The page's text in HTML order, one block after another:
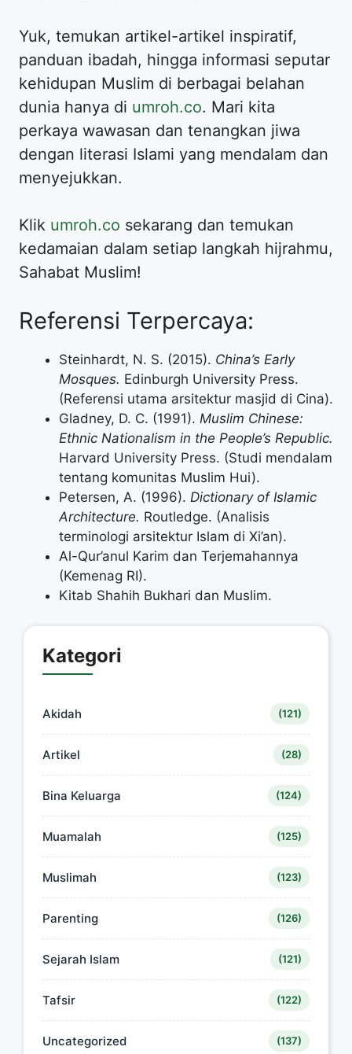
Yuk, temukan artikel-artikel inspiratif,
panduan ibadah, hingga informasi seputar
kehidupan Muslim di berbagai belahan
dunia hanya di umroh.co. Mari kita
perkaya wawasan dan tenangkan jiwa
dengan literasi Islami yang mendalam dan
menyejukkan.
Klik umroh.co sekarang dan temukan
kedamaian dalam setiap langkah hijrahmu,
Sahabat Muslim!
Referensi Terpercaya:
Steinhardt, N. S. (2015). China’s Early
Mosques. Edinburgh University Press.
(Referensi utama arsitektur masjid di Cina).
Gladney, D. C. (1991). Muslim Chinese:
Ethnic Nationalism in the People’s Republic.
Harvard University Press. (Studi mendalam
tentang komunitas Muslim Hui).
Petersen, A. (1996). Dictionary of Islamic
Architecture. Routledge. (Analisis
terminologi arsitektur Islam di Xi’an).
Al-Qur’anul Karim dan Terjemahannya
(Kemenag RI).
Kitab Shahih Bukhari dan Muslim.
Kategori
Akidah (121)
Artikel (28)
Bina Keluarga (124)
Muamalah (125)
Muslimah (123)
Parenting (126)
Sejarah Islam (121)
Tafsir (122)
Uncategorized (137)